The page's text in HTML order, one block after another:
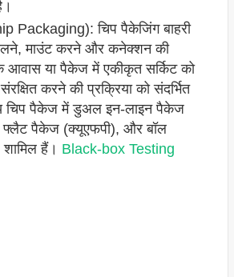
Packaging): चिप पैकेजिंग बाहरी
माउंट करने और कनेक्शन की
आवास या पैकेज में एकीकृत सर्किट को
करने की प्रक्रिया को संदर्भित
चिप पैकेज में डुअल इन-लाइन पैकेज
फ्लैट पैकेज (क्यूएफपी), और बॉल
शामिल हैं। Black-box Testing